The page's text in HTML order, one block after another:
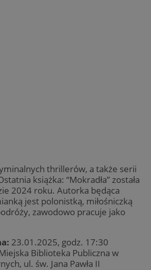
thrillerów, a także serii
książka: “Mokradła” została
2024 roku. Autorka będąca
jest polonistką, miłośniczką
zawodowo pracuje jako
23.01.2025, godz. 17:30
Biblioteka Publiczna w
ul. św. Jana Pawła II